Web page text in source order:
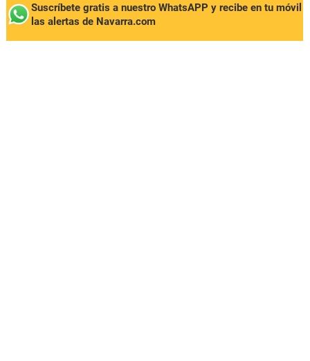
Suscríbete gratis a nuestro WhatsAPP y recibe en tu móvil
las alertas de Navarra.com